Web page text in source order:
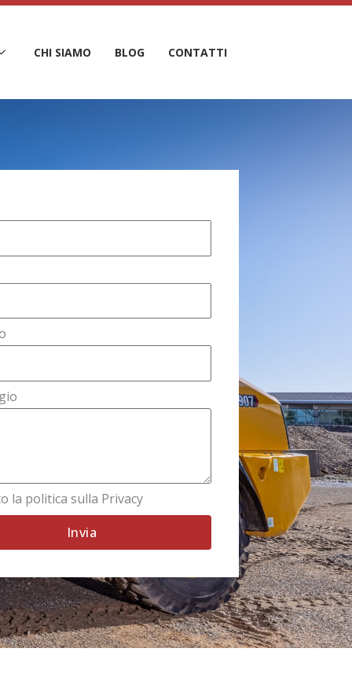
CHI SIAMO BLOG CONTATTI
la politica sulla Privacy
Invia